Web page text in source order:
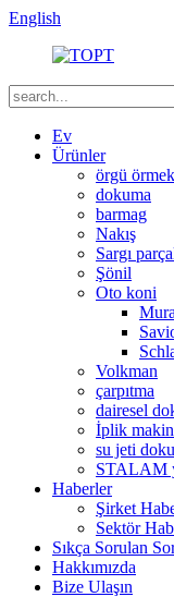
English
Ev
Ürünler
örgü örmek
dokuma
barmag
Nakış
Sargı
Şönil
Oto koni
Volkman
çarpıtma
dairesel
İplik
su jeti
STALAM
Haberler
Şirket
Sektör
Sıkça Sorulan
Hakkımızda
Bize Ulaşın